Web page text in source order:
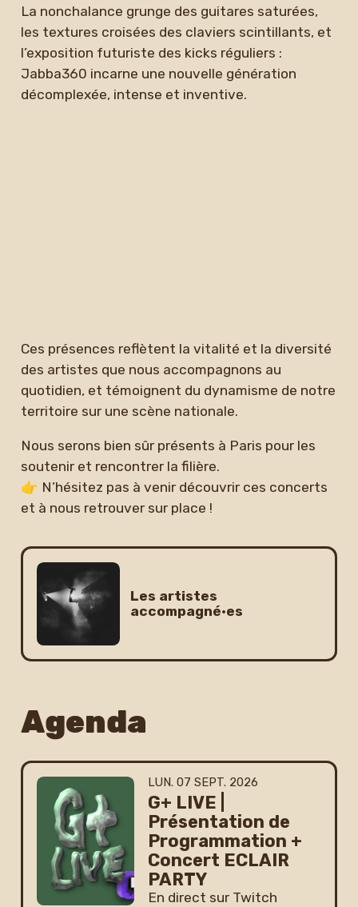
La nonchalance grunge des guitares saturées,
les textures croisées des claviers scintillants, et
l’exposition futuriste des kicks réguliers :
Jabba360 incarne une nouvelle génération
décomplexée, intense et inventive.
Ces présences reflètent la vitalité et la diversité
des artistes que nous accompagnons au
quotidien, et témoignent du dynamisme de notre
territoire sur une scène nationale.
Nous serons bien sûr présents à Paris pour les
soutenir et rencontrer la filière.
👉 N’hésitez pas à venir découvrir ces concerts
et à nous retrouver sur place !
Les artistes
accompagné·es
Agenda
LUNDI
LUN. 07 SEPTEMBRE
SEPT. 2026
G+ LIVE |
Présentation de
Programmation +
Concert ECLAIR
PARTY
En direct sur Twitch